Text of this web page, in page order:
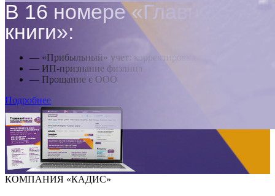
В 16 номере «Главной
книги»:
— «Прибыльный» учет: корректировка
— ИП-признание физлица
— Прощание с ООО
Подробнее
КОМПАНИЯ «КАДИС»